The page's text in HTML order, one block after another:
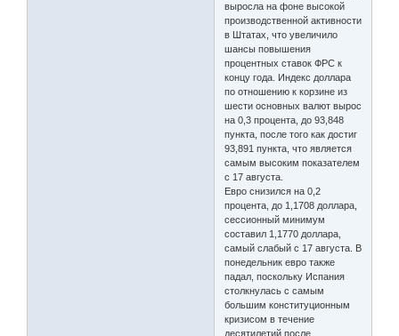
выросла на фоне высокой
производственной активности
в Штатах, что увеличило
шансы повышения
процентных ставок ФРС к
концу года. Индекс доллара
по отношению к корзине из
шести основных валют вырос
на 0,3 процента, до 93,848
пункта, после того как достиг
93,891 пункта, что является
самым высоким показателем
с 17 августа.
Евро снизился на 0,2
процента, до 1,1708 доллара,
сессионный минимум
составил 1,1770 доллара,
самый слабый с 17 августа. В
понедельник евро также
падал, поскольку Испания
столкнулась с самым
большим конституционным
кризисом в течение
десятилетий после